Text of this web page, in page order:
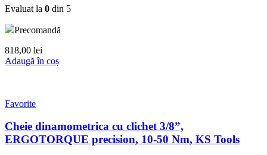
Evaluat la 0 din 5
Precomandă
818,00 lei
Adaugă în coș
Favorite
Cheie dinamometrica cu clichet 3/8”,
ERGOTORQUE precision, 10-50 Nm, KS Tools